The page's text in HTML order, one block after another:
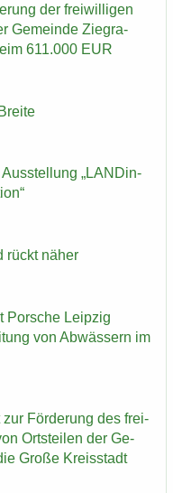
der frei­wil­li­gen
Ge­mein­de Ziegra-​
611.000 EUR
„LAN­Din­
rückt näher
Por­sche Leip­zig
von Ab­wäs­sern im
För­de­rung des frei­
Orts­tei­len der Ge­
Große Kreis­stadt